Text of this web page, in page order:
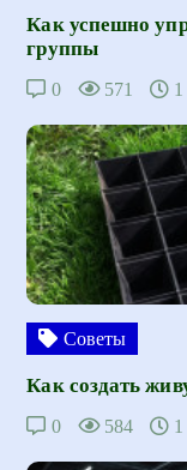
Как успешно
группы
0 571
Советы
Как создать
0 584